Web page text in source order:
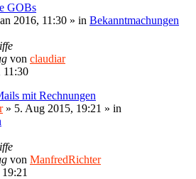
GOBs
2016, 11:30 » in Bekanntmachungen
von claudiar
11:30
mit Rechnungen
» 5. Aug 2015, 19:21 » in
von ManfredRichter